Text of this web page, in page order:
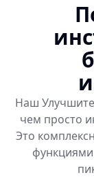
Наш
чем просто
Это